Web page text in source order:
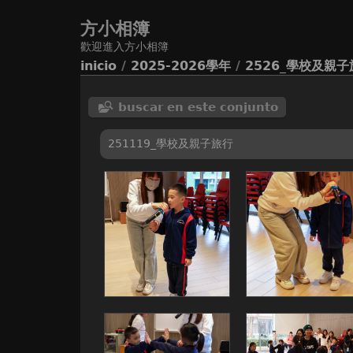
方小相簿
歡迎進入方小相簿
inicio / 2025-2026學年 / 2526_學校及親子
buscar en este conjunto
251119_學校及親子旅行